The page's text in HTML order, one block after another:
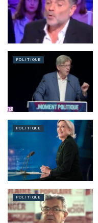
POLITIQUE
POLITIQUE
POLITIQUE